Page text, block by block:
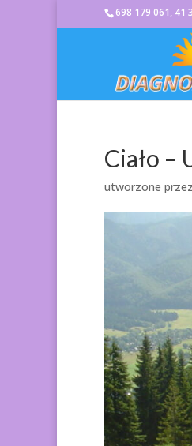
698 179 061, 41
Ciało –
utworzone przez